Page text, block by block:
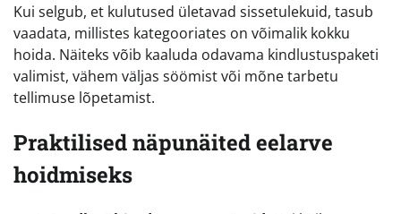
Kui selgub, et kulutused ületavad sissetulekuid, tasub
vaadata, millistes kategooriates on võimalik kokku
hoida. Näiteks võib kaaluda odavama kindlustuspaketi
valimist, vähem väljas söömist või mõne tarbetu
tellimuse lõpetamist.
Praktilised näpunäited eelarve
hoidmiseks